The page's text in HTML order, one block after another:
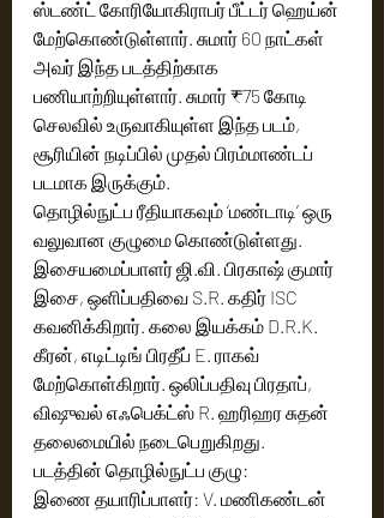
ஸ்டண்ட் கோரியோகிராபர் பீட்டர் ஹெய்ன்
மேற்கொண்டுள்ளார். சுமார் 60 நாட்கள்
அவர் இந்த படத்திற்காக
பணியாற்றியுள்ளார். சுமார் ₹75 கோடி
செலவில் உருவாகியுள்ள இந்த படம்,
சூரியின் நடிப்பில் முதல் பிரம்மாண்டப்
படமாக இருக்கும்.
தொழில்நுட்ப ரீதியாகவும் ‘மண்டாடி’ ஒரு
வலுவான குழுமை கொண்டுள்ளது.
இசையமைப்பாளர் ஜி.வி. பிரகாஷ் குமார்
இசை, ஒளிப்பதிவை S.R. கதிர் ISC
கவனிக்கிறார். கலை இயக்கம் D.R.K.
கீரன், எடிட்டிங் பிரதீப் E. ராகவ்
மேற்கொள்கிறார். ஒலிப்பதிவு பிரதாப்,
விஷுவல் எஃபெக்ட்ஸ் R. ஹரிஹர சுதன்
தலைமையில் நடைபெறுகிறது.
படத்தின் தொழில்நுட்ப குழு:
இணை தயாரிப்பாளர்: V. மணிகண்டன்